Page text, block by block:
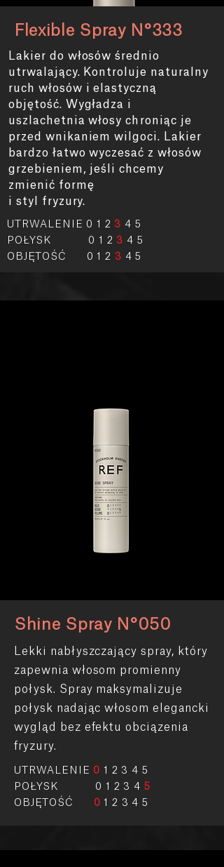
Flexible Spray N°333
Lakier do włosów średnio
utrwalający. Kontroluje naturalny
ruch włosów i elastyczną
objętość. Wygładza i
uszlachetnia włosychroniąc je
przed wnikaniem wilgoci. Lakier
bardzo łatwo wyczesać z włosów
grzebieniem, jeśli chcemy
zmienić formę
i styl fryzury.
UTRWALENIE 0 1 2 3 4 5
POŁYSK 0 1 2 3 4 5
OBJĘTOŚĆ 0 1 2 3 4 5
Shine Spray N°050
Lekki nabłyszczający spray, który
zapewnia włosom promienny
połysk. Spray maksymalizuje
połysk nadając włosom elegancki
wygląd bez efektu obciązenia
fryzury.
UTRWALENIE 0 1 2 3 4 5
POŁYSK 0 1 2 3 4 5
OBJĘTOŚĆ 0 1 2 3 4 5